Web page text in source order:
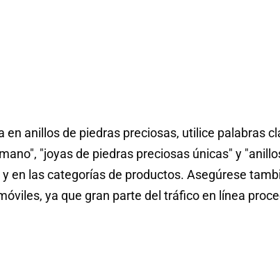
anillos de piedras preciosas, utilice palabras
"joyas de piedras preciosas únicas" y
en las categorías de productos. Asegúrese
ya que gran parte del tráfico en línea